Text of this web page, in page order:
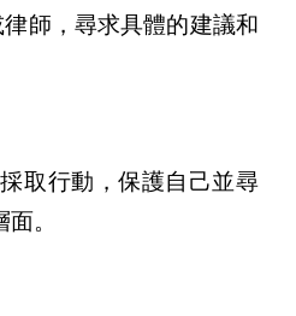
師，尋求具體的建議和
取行動，保護自己並尋
。